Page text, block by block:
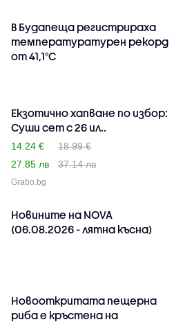
В Будапеща регистрираха
температуратурен рекорд
от 41,1°C
Екзотично хапване по избор:
Суши сет с 26 ил..
14.24 €
18.99 €
27.85 лв
37.14 лв
Grabo.bg
Новините на NOVA
(06.08.2026 - лятна късна)
Новооткритата пещерна
риба е кръстена на